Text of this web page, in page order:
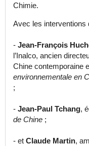
Chimie.
Avec les interventions
- Jean-François
l’Inalco, ancien
Chine contemporaine
environnementale en
;
- Jean-Paul Tchang,
de Chine ;
- et Claude Martin,